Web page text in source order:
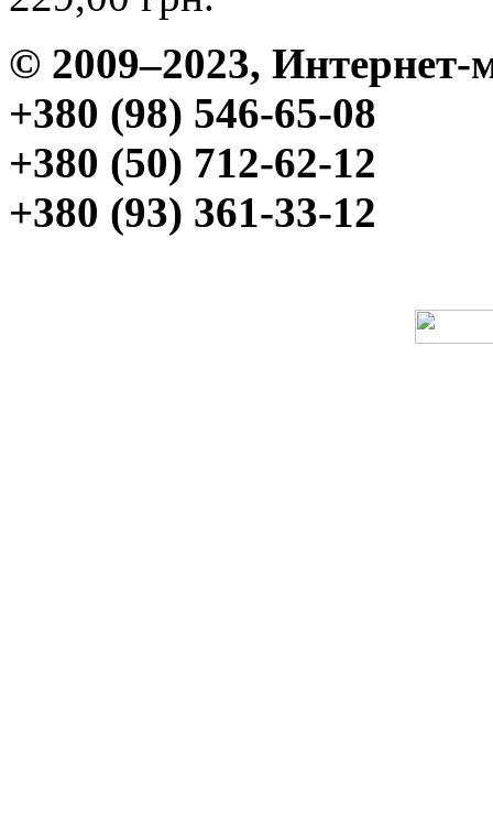
© 2009–2023,
+380 (98) 546-65-08
+380 (50) 712-62-12
+380 (93) 361-33-12